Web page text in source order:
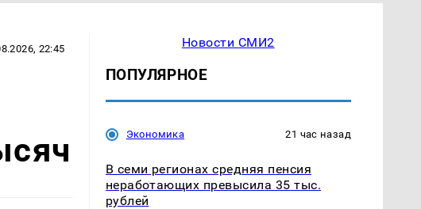
22:45 Новости СМИ2
ПОПУЛЯРНОЕ
Экономика 21 час назад
В семи регионах средняя пенсия
неработающих превысила 35 тыс.
рублей